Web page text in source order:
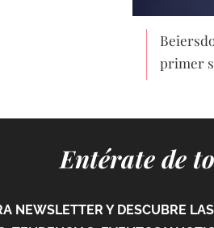
primer
Entérate de
NEWSLETTER Y DESCUBRE LAS